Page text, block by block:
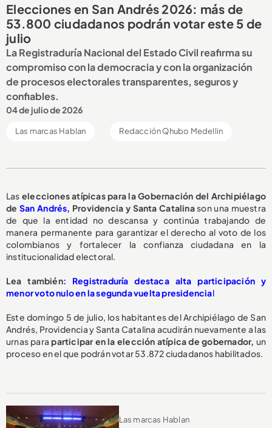
Elecciones en San Andrés 2026: más de
53.800 ciudadanos podrán votar este 5 de
julio
La Registraduría Nacional del Estado Civil reafirma su
compromiso con la democracia y con la organización
de procesos electorales transparentes, seguros y
confiables.
04 de julio de 2026
Las marcas Hablan Redacción Qhubo Medellin
Las elecciones atípicas para la Gobernación del Archipiélago
de San Andrés, Providencia y Santa Catalinason una muestra
de que la entidad no descansa y continúa trabajando de
manera permanente para garantizar el derecho al voto de los
colombianos y fortalecer la confianza ciudadana en la
institucionalidad electoral.
Lea también: Registraduría destaca alta participación y
menor voto nulo en la segunda vuelta presidencial
Este domingo 5 de julio, los habitantes del Archipiélago de San
Andrés, Providencia y Santa Catalina acudirán nuevamente a las
urnas paraparticipar en la elección atípica de gobernador, un
proceso en el que podrán votar 53.872 ciudadanos habilitados.
Las marcas Hablan